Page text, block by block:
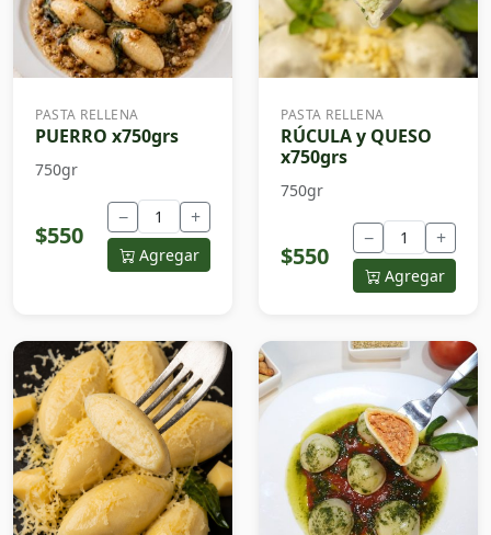
PASTA RELLENA
PUERRO x750grs
750gr
$550
− +
Agregar
PASTA RELLENA
RÚCULA y QUESO
x750grs
750gr
$550
− +
Agregar